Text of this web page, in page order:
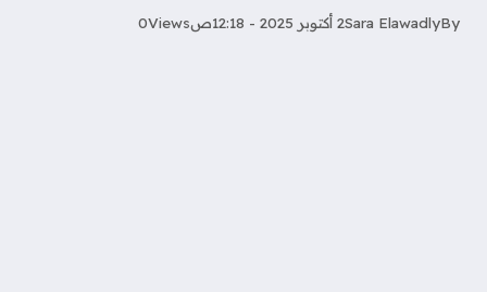
By
Sara Elawadly‎‏2 أكتوبر 2025 - 12:18ص Views
0